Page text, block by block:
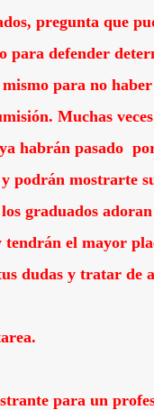
pregunta que
para defender
para no
Muchas
habrán pasado
podrán mostrarte
graduados
tendrán el mayor
dudas y tratar de
para un